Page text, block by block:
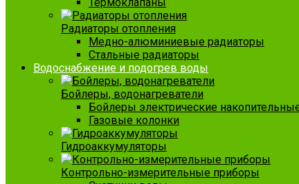
Радиаторы отопления
Медно-алюминиевые радиаторы
Стальные радиаторы
Водоснабжение и подогрев воды
Бойлеры, водонагреватели
Бойлеры электрические
Газовые колонки
Гидроаккумуляторы
Контрольно-измерительные приборы